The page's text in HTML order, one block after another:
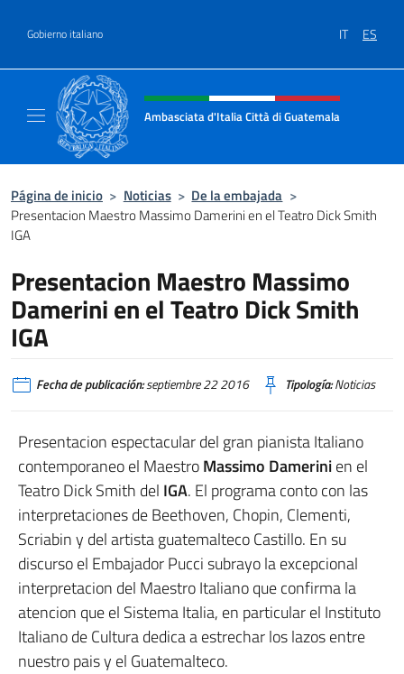
Gobierno italiano IT ES
Encabezado del sitio web,
Ambasciata d'Italia Città di Guatemala
Página de inicio > Noticias > De la embajada >
Presentacion Maestro Massimo Damerini en el Teatro Dick Smith
IGA
Presentacion Maestro Massimo
Damerini en el Teatro Dick Smith
IGA
Fecha de publicación:septiembre 22 2016 Tipología:Noticias
Presentacion espectacular del gran pianista Italiano
contemporaneo el MaestroMassimo Damerinien el
Teatro Dick Smith del IGA. El programa conto con las
interpretaciones de Beethoven, Chopin, Clementi,
Scriabin y del artista guatemalteco Castillo. En su
discurso el Embajador Pucci subrayo la excepcional
interpretacion del Maestro Italiano que confirma la
atencion que el Sistema Italia, en particular el Instituto
Italiano de Cultura dedica a estrechar los lazos entre
nuestro pais y el Guatemalteco.